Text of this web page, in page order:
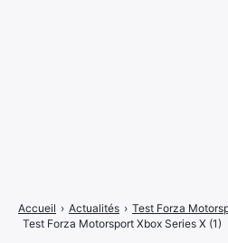
Accueil › Actualités ›
Test Forza Motorsport Xbox Series X (1)